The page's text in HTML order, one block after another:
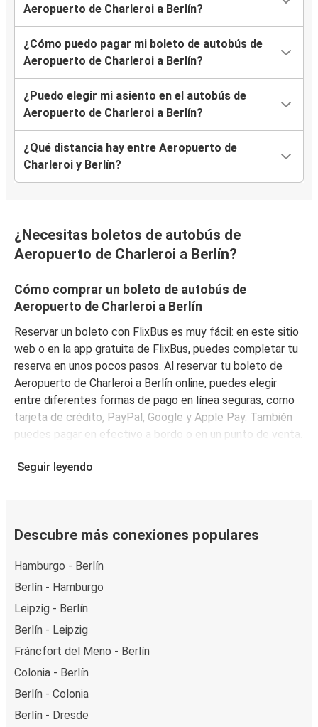
Aeropuerto de Charleroi a Berlín?
¿Cómo puedo pagar mi boleto de autobús de
Aeropuerto de Charleroi a Berlín?
¿Puedo elegir mi asiento en el autobús de
Aeropuerto de Charleroi a Berlín?
¿Qué distancia hay entre Aeropuerto de
Charleroi y Berlín?
¿Necesitas boletos de autobús de
Aeropuerto de Charleroi a Berlín?
Cómo comprar un boleto de autobús de
Aeropuerto de Charleroi a Berlín
Reservar un boleto con FlixBus es muy fácil: en este sitio
web o en la app gratuita de FlixBus, puedes completar tu
reserva en unos pocos pasos. Al reservar tu boleto de
Aeropuerto de Charleroi a Berlín online, puedes elegir
entre diferentes formas de pago en línea seguras, como
tarjeta de crédito, PayPal, Google y Apple Pay. También
puedes pagar en efectivo a bordo o en un punto de venta.
Seguir leyendo
Descubre más conexiones populares
Hamburgo - Berlín
Berlín - Hamburgo
Leipzig - Berlín
Berlín - Leipzig
Fráncfort del Meno - Berlín
Colonia - Berlín
Berlín - Colonia
Berlín - Dresde